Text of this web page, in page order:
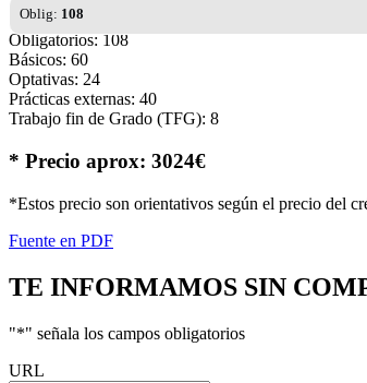
Oblig: 108
Obligatorios: 108
Básicos: 60
Optativas: 24
Prácticas externas: 40
Trabajo fin de Grado (TFG): 8
* Precio aprox: 3024€
*Estos precio son orientativos según el precio del
Fuente en PDF
TE INFORMAMOS SIN
"*" señala los campos obligatorios
URL